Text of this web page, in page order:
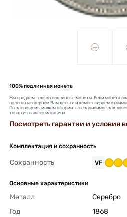
+
100% подлинная монета
Мы продаем только подлинные монеты. Если монета
полностью вернем Вам деньги и компенсируем
По запросу мы можем оформить независимое
товар из нашего магазина.
Посмотреть гарантии и условия
Комплектация и сохранность
Сохранность VF
Основные характеристики
Металл
Серебро
Год
1868